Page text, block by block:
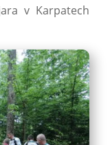
v Karpatech